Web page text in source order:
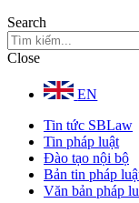
Search
Close
EN
Tin tức SBLaw
Tin pháp luật
Đào tạo nội bộ
Bản tin pháp
Văn bản pháp